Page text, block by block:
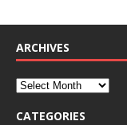
ARCHIVES
CATEGORIES